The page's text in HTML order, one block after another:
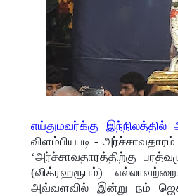
எய்துமவர்க்கு இந்நிலத்தில்
விளம்பியபடி -
‘அர்ச்சாவதாரத்திற்கு
(விக்ரஹரூபம்)
அவ்வளவில் இன்று நம்